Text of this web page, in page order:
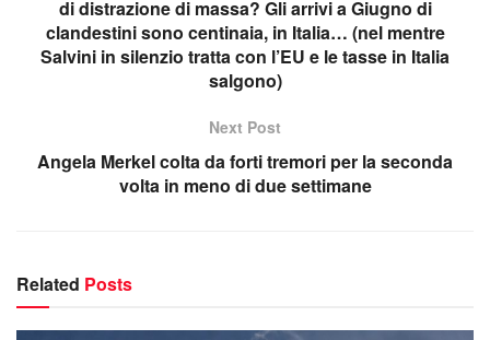
di distrazione di massa? Gli arrivi a Giugno di
clandestini sono centinaia, in Italia… (nel mentre
Salvini in silenzio tratta con l’EU e le tasse in Italia
salgono)
Next Post
Angela Merkel colta da forti tremori per la seconda
volta in meno di due settimane
Related Posts